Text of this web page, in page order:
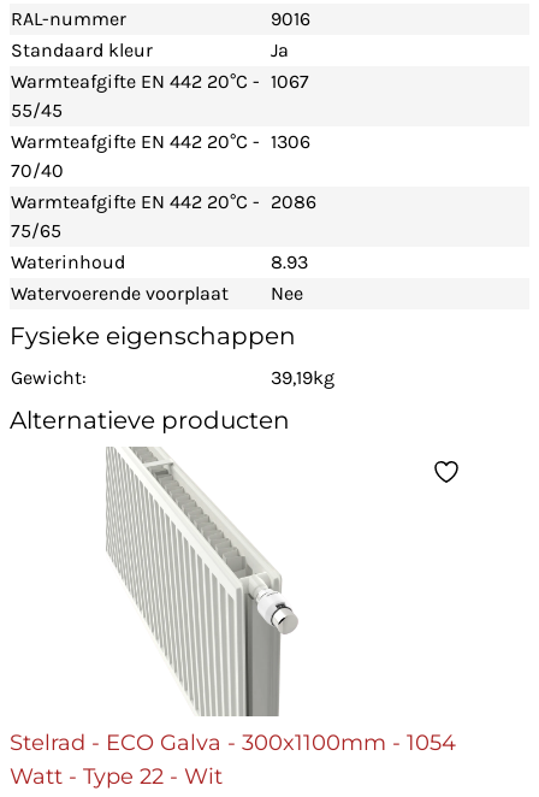
RAL-nummer
9016
Standaard kleur
Ja
Warmteafgifte EN 442 20°C -
55/45
1067
Warmteafgifte EN 442 20°C -
70/40
1306
Warmteafgifte EN 442 20°C -
75/65
2086
Waterinhoud
8.93
Watervoerende voorplaat
Nee
Fysieke eigenschappen
Gewicht: 39,19kg
Alternatieve producten
Stelrad - ECO Galva - 300x1100mm - 1054
Watt - Type 22 - Wit